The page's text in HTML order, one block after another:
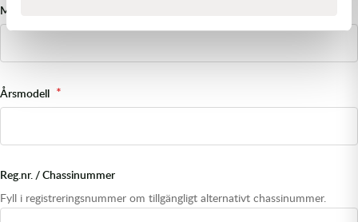
Modell
Årsmodell
Reg.nr. / Chassinummer
Fyll i registreringsnummer om tillgängligt alternativt chassinummer.